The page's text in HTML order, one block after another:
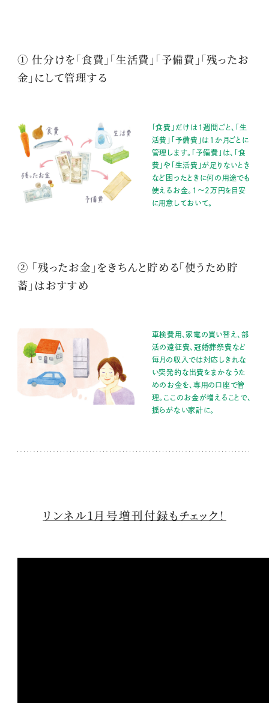
① 仕分けを「食費」「生活費」「予備費」「残ったお
金」にして管理する
「食費」だけは1週間ごと、「生
活費」「予備費」は1か月ごとに
管理します。「予備費」は、「食
費」や「生活費」が足りないとき
など困ったときに何の用途でも
使えるお金。1～2万円を目安
に用意しておいて。
② 「残ったお金」をきちんと貯める「使うため貯
蓄」はおすすめ
車検費用、家電の買い替え、部
活の遠征費、冠婚葬祭費など
毎月の収入では対応しきれな
い突発的な出費をまかなうた
めのお金を、専用の口座で管
理。ここのお金が増えることで、
揺らがない家計に。
リンネル1月号増刊付録もチェック！